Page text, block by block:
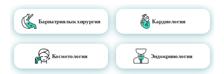
Бариатриялык хирургия Кардиология
Косметология Эндокринология